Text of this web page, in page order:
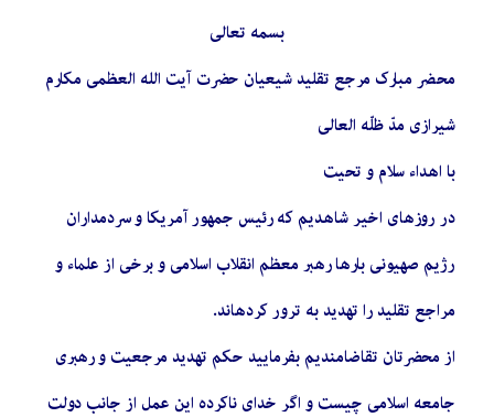
بسمه تعالی
محضر مبارک مرجع تقلید شیعیان حضرت آیت الله العظمی مکارم
شیرازی مدّ ظلّه العالی
با اهداء سلام و تحیت
در روزهای اخیر شاهدیم که رئیس جمهور آمریکا و سردمداران
رژیم صهیونی بارها رهبر معظم انقلاب اسلامی و برخی از علماء و
مراجع تقلید را تهدید به ترور کردهاند.
از محضرتان تقاضامندیم بفرمایید حکم تهدید مرجعیت و رهبری
جامعه اسلامی چیست و اگر خدای ناکرده این عمل از جانب دولت